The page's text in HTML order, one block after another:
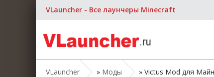
VLauncher - Все лаунчеры Minecraft
VLauncher » Моды » Victus Mod для